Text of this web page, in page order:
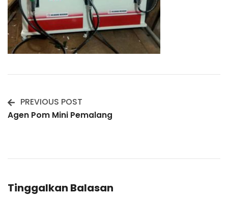
Post
PREVIOUS POST
Agen Pom Mini Pemalang
Tinggalkan Balasan